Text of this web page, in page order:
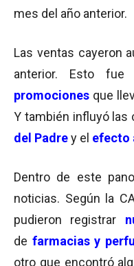
mes del año anterior.
Las ventas cayeron
anterior. Esto
promociones que
Y también influyó las
del Padrey el efecto
Dentro de este
noticias. Según la
pudieron registrar
de farmacias y
otro que encontró